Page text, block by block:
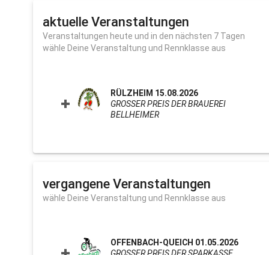
aktuelle Veranstaltungen
Veranstaltungen heute und in den nächsten 7 Tagen
wähle Deine Veranstaltung und Rennklasse aus
RÜLZHEIM 15.08.2026
GROSSER PREIS DER BRAUEREI B
ELLHEIMER CLICK TO EXPAND
vergangene Veranstaltungen
wähle Deine Veranstaltung und Rennklasse aus
OFFENBACH-QUEICH 01.05.2026